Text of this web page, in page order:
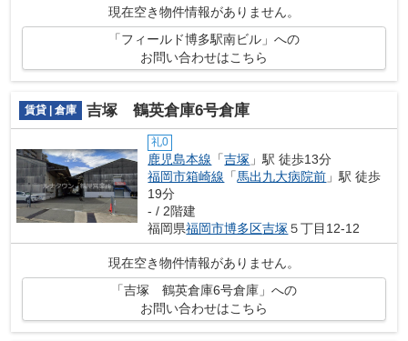
現在空き物件情報がありません。
「フィールド博多駅南ビル」への
お問い合わせはこちら
賃貸 | 倉庫 吉塚 鶴英倉庫6号倉庫
礼0
鹿児島本線 「吉塚 」駅 徒歩13分
福岡市箱崎線 「馬出九大病院前 」駅 徒歩
19分
- / 2階建
福岡県福岡市博多区吉塚 ５丁目12-12
現在空き物件情報がありません。
「吉塚 鶴英倉庫6号倉庫」への
お問い合わせはこちら